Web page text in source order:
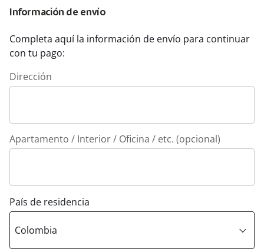
Información de envío
Completa aquí la información de envío para continuar
con tu pago:
Dirección
Apartamento / Interior / Oficina / etc. (opcional)
País de residencia